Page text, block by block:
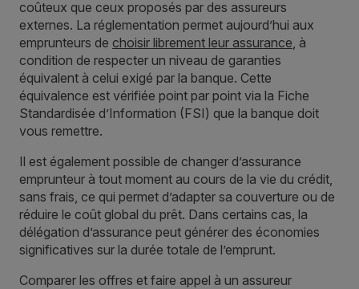
coûteux que ceux proposés par des assureurs
externes. La réglementation permet aujourd’hui aux
emprunteurs de choisir librement leur assurance, à
condition de respecter un niveau de garanties
équivalent à celui exigé par la banque. Cette
équivalence est vérifiée point par point via la Fiche
Standardisée d’Information (FSI) que la banque doit
vous remettre.
Il est également possible de changer d’assurance
emprunteur à tout moment au cours de la vie du crédit,
sans frais, ce qui permet d’adapter sa couverture ou de
réduire le coût global du prêt. Dans certains cas, la
délégation d’assurance peut générer des économies
significatives sur la durée totale de l’emprunt.
Comparer les offres et faire appel à un assureur